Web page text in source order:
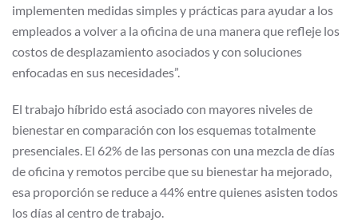
implementen medidas simples y prácticas para ayudar a los
empleados a volver a la oficina de una manera que refleje los
costos de desplazamiento asociados y con soluciones
enfocadas en sus necesidades”.
El trabajo híbrido está asociado con mayores niveles de
bienestar en comparación con los esquemas totalmente
presenciales. El 62% de las personas con una mezcla de días
de oficina y remotos percibe que su bienestar ha mejorado,
esa proporción se reduce a 44% entre quienes asisten todos
los días al centro de trabajo.